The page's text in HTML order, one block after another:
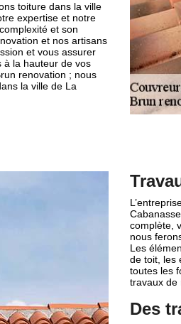
toiture dans la ville
expertise et notre
et son
et nos artisans
et vous assurer
à la hauteur de vos
renovation ; nous
la ville de La
complète,
nous
Les
de toit, les
toutes les
travaux de
Des